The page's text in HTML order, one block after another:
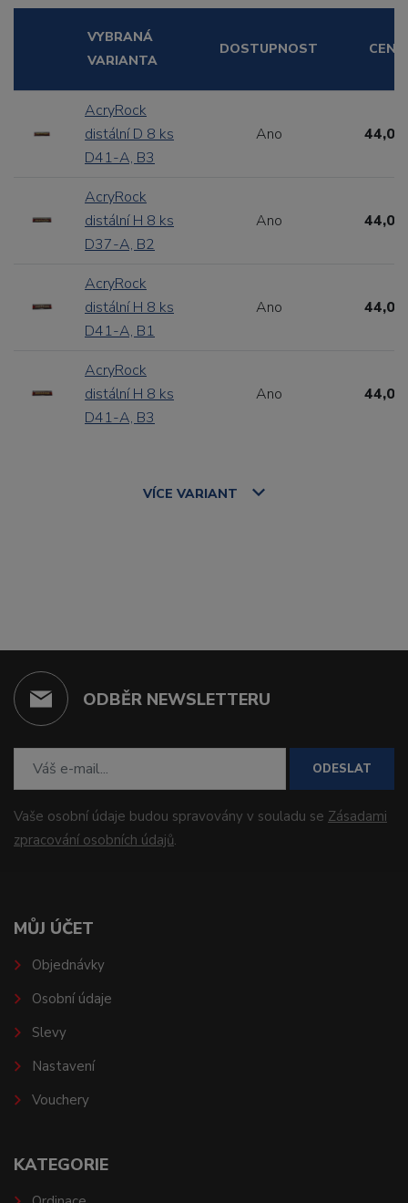
VYBRANÁ
VARIANTA
DOSTUPNOST CENA
AcryRock
distální D 8 ks
D41-A, B3
Ano 44,00
AcryRock
distální H 8 ks
D37-A, B2
Ano 44,00
AcryRock
distální H 8 ks
D41-A, B1
Ano 44,00
AcryRock
distální H 8 ks
D41-A, B3
Ano 44,00
VÍCE VARIANT
ODBĚR NEWSLETTERU
ODESLAT
Vaše osobní údaje budou spravovány v souladu se Zásadami
zpracování osobních údajů.
MŮJ ÚČET
Objednávky
Osobní údaje
Slevy
Nastavení
Vouchery
KATEGORIE